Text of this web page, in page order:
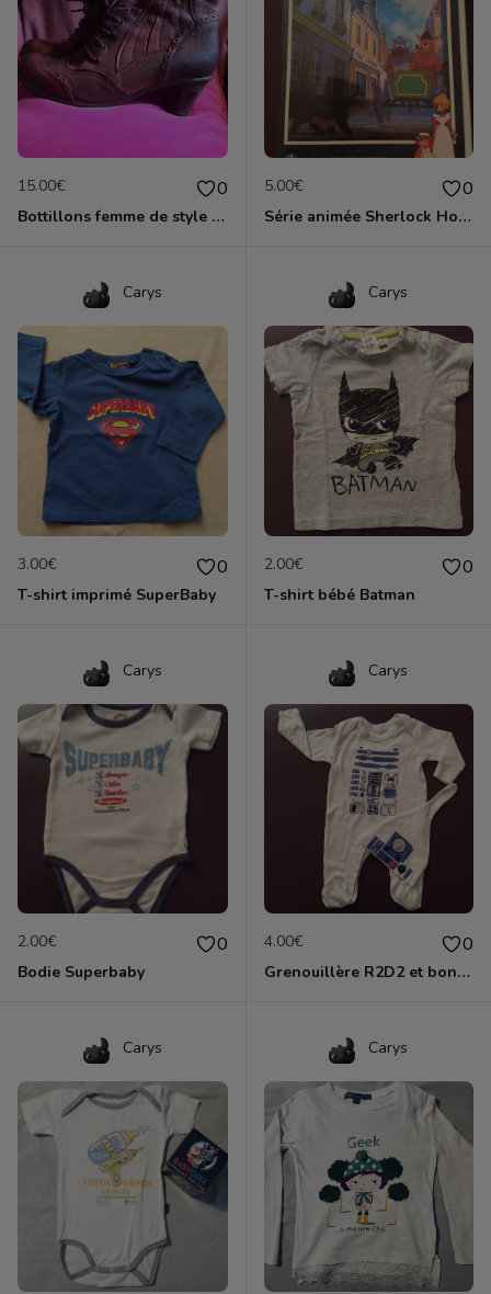
15.00€ 0
Bottillons femme de style victorien
5.00€ 0
Série animée Sherlock Holmes vol.1 ( 6 épisodes)
Carys
3.00€ 0
T-shirt imprimé SuperBaby
Carys
2.00€ 0
T-shirt bébé Batman
Carys
2.00€ 0
Bodie Superbaby
Carys
4.00€ 0
Grenouillère R2D2 et bonnet
Carys Carys